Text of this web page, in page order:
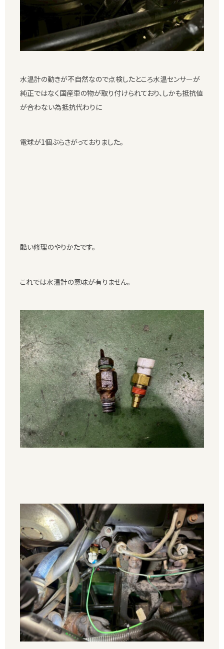
水温計の動きが不自然なので点検したところ水温センサーが
純正ではなく国産車の物が取り付けられており、しかも抵抗値
が合わない為抵抗代わりに
電球が1個ぶらさがっておりました。
酷い修理のやりかたです。
これでは水温計の意味が有りません。